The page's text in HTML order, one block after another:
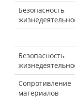
Безопасность
Безопасность
Сопротивление
материалов